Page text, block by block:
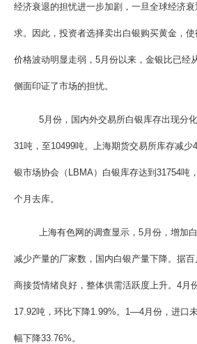
经济衰退的担忧进一步加剧，一旦全球经济
求。因此，投资者选择卖出白银购买黄金，
价格波动明显走弱，5月份以来，金银比已经
侧面印证了市场的担忧。
5月份，国内外交易所白银库存出现分
31吨，至10499吨。上海期货交易所库存减少
银市场协会（LBMA）白银库存达到31754吨
个月去库。
上海有色网的调查显示，5月份，增加
减少产量的厂家数，国内白银产量下降。据
商接货情绪良好，整体供需活跃度上升。4月
17.92吨，环比下降1.99%。1—4月份，进口
幅下降33.76%。